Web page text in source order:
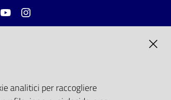
Youtube
analitici per raccogliere